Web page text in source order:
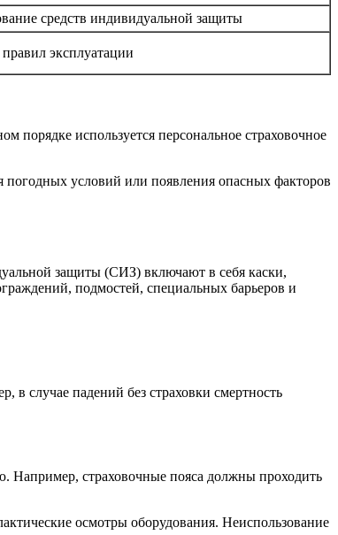
средств индивидуальной защиты
эксплуатации
используется персональное страховочное
погодных условий или появления опасных факторов
защиты (СИЗ) включают в себя каски,
подмостей, специальных барьеров и
в случае падений без страховки смертность
Например, страховочные пояса должны проходить
осмотры оборудования. Неиспользование